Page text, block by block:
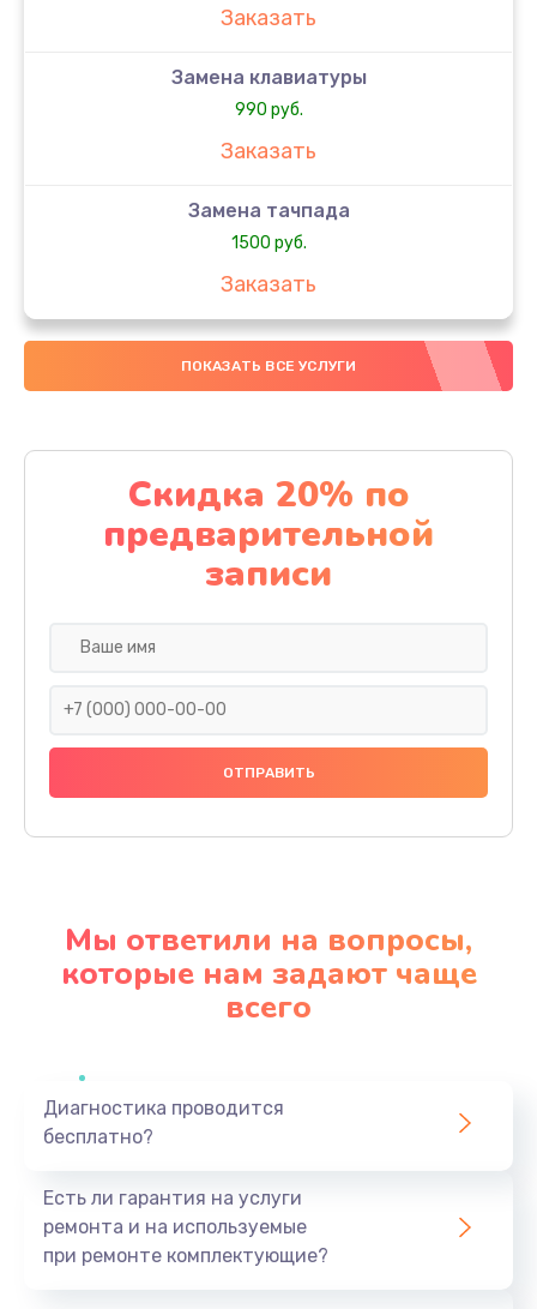
Заказать
Замена клавиатуры
990 руб.
Заказать
Замена тачпада
1500 руб.
Заказать
Замена южного моста
1950 руб.
Чистка от пыли
1060 руб.
Заказать
Ремонт подсветки
1200 руб.
Заказать
Замена видеочипа
Ремонт разъема питания
Заказать
ПОКАЗАТЬ ВСЕ УСЛУГИ
Скидка 20% по
предварительной
записи
Мы ответили на вопросы,
которые нам задают чаще
всего
Диагностика проводится
бесплатно?
Есть ли гарантия на услуги
ремонта и на используемые
при ремонте комплектующие?